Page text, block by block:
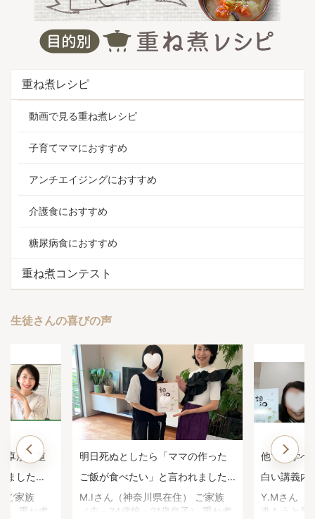
重ね煮レシピ
動画で見る重ね煮レシピ
子育てママにおすすめ
アンチエイジングにおすすめ
介護食におすすめ
糖尿病食におすすめ
重ね煮コンテスト
生徒さんの喜びの声
の作った
れました
生徒さ
ご家族
） 重ね煮
他では学べない、一生役に立つ面
白い講義内容でした。【重ね煮ア
カデミー基礎科生徒さんのお声】
Y.Mさん（静岡県在住） 基礎科へ
進もうと思った理由は何ですか？
子どもの鼻
いた1年前
煮アカデミ
高瀬恵子さ
科へ進もう